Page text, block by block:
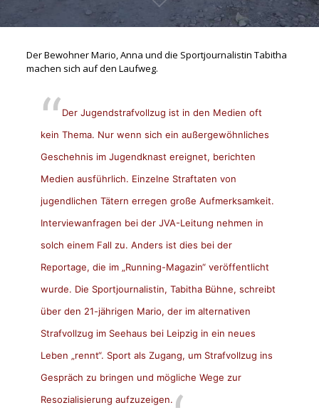
Der Bewohner Mario, Anna und die Sportjournalistin Tabitha
machen sich auf den Laufweg.
Der Jugendstrafvollzug ist in den Medien oft
kein Thema. Nur wenn sich ein außergewöhnliches
Geschehnis im Jugendknast ereignet, berichten
Medien ausführlich. Einzelne Straftaten von
jugendlichen Tätern erregen große Aufmerksamkeit.
Interviewanfragen bei der JVA-Leitung nehmen in
solch einem Fall zu. Anders ist dies bei der
Reportage, die im „Running-Magazin“ veröffentlicht
wurde. Die Sportjournalistin, Tabitha Bühne, schreibt
über den 21-jährigen Mario, der im alternativen
Strafvollzug im Seehaus bei Leipzig in ein neues
Leben „rennt“. Sport als Zugang, um Strafvollzug ins
Gespräch zu bringen und mögliche Wege zur
Resozialisierung aufzuzeigen.